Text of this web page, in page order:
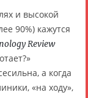
и высокой
90%) кажутся
Review
а когда
«на ходу»,